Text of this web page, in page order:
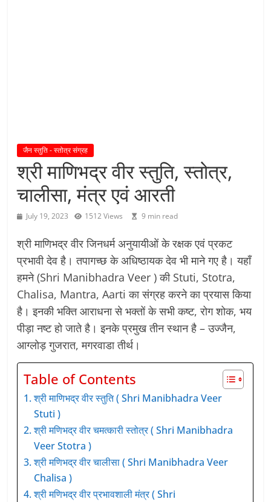
जैन स्तुति - स्तोत्र संग्रह
श्री माणिभद्र वीर स्तुति, स्तोत्र,
चालीसा, मंत्र एवं आरती
July 19, 2023 1512 Views 9 min read
श्री माणिभद्र वीर जिनधर्म अनुयायीओं के रक्षक एवं प्रकट
प्रभावी देव है। तपागच्छ के अधिष्ठायक देव भी माने गए है। यहाँ
हमने (Shri Manibhadra Veer ) की Stuti, Stotra,
Chalisa, Mantra, Aarti का संग्रह करने का प्रयास किया
है। इनकी भक्ति आराधना से भक्तों के सभी कष्ट, रोग शोक, भय
पीड़ा नष्ट हो जाते है। इनके प्रमुख तीन स्थान है – उज्जैन,
आग्लोड़ गुजरात, मगरवाडा तीर्थ।
Table of Contents
श्री माणिभद्र वीर स्तुति ( Shri Manibhadra Veer
Stuti )
श्री मणिभद्र वीर चमत्कारी स्तोत्र ( Shri Manibhadra
Veer Stotra )
श्री मणिभद्र वीर चालीसा ( Shri Manibhadra Veer
Chalisa )
श्री मणिभद्र वीर प्रभावशाली मंत्र ( Shri